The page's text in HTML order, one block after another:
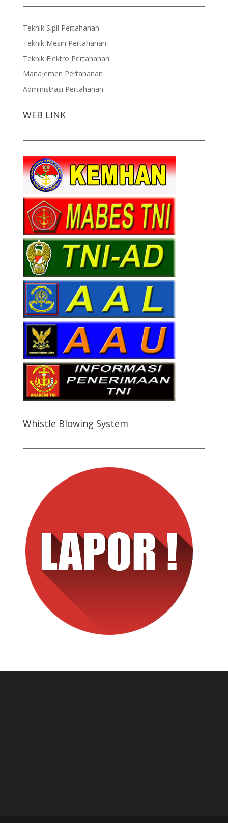
Teknik Sipil Pertahanan
Teknik Mesin Pertahanan
Teknik Elektro Pertahanan
Manajemen Pertahanan
Administrasi Pertahanan
WEB LINK
Whistle Blowing System